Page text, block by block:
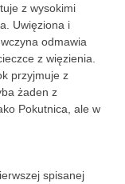
z wysokimi
Uwięziona i
odmawia
z więzienia.
przyjmuje z
żaden z
Pokutnica, ale w
spisanej